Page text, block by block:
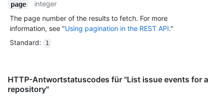
page
integer
The page number of the results to fetch. For more
information, see "Using pagination in the REST API."
Standard: 1
HTTP-Antwortstatuscodes für "List issue events for a
repository"